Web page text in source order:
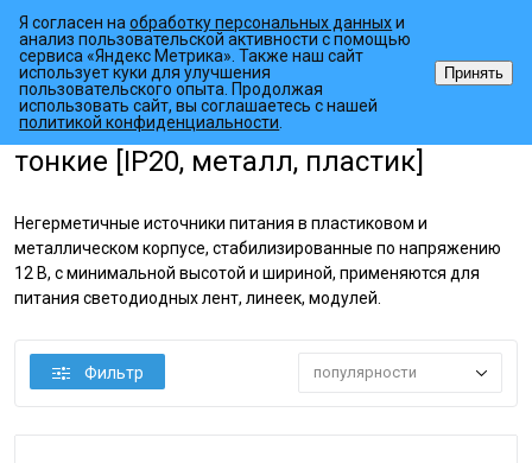
Главная страница • Каталог товаров • Источники питания
тонкие [IP20, металл, пластик]
Негерметичные источники питания в пластиковом и
металлическом корпусе, стабилизированные по напряжению
12 В, с минимальной высотой и шириной, применяются для
питания светодиодных лент, линеек, модулей.
Фильтр популярности
Я согласен наобработку персональных данныхи
анализ пользовательской активности с помощью
сервиса «Яндекс Метрика». Также наш сайт
использует куки для улучшения
пользовательского опыта. Продолжая
использовать сайт, вы соглашаетесь с нашей
политикой конфиденциальности
Принять